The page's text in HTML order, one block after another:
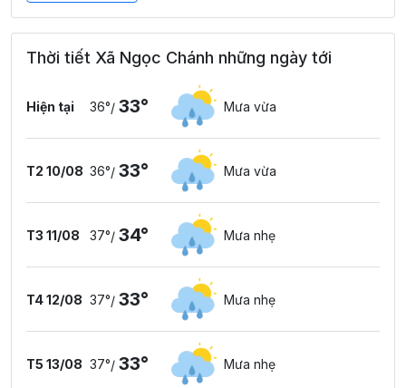
Thời tiết Xã Ngọc Chánh những ngày tới
Hiện tại 36°/ 33° Mưa vừa
T2 10/08 36°/ 33° Mưa vừa
T3 11/08 37°/ 34° Mưa nhẹ
T4 12/08 37°/ 33° Mưa nhẹ
T5 13/08 37°/ 33° Mưa nhẹ